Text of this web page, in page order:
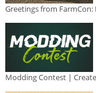
Greetings from
Modding Contest |